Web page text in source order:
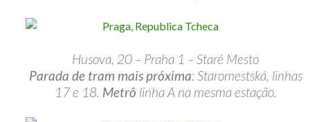
Husova, 20 – Praha 1 – Staré Mesto
Parada de tram mais próxima: Staromestská, linhas
17 e 18. Metrô linha A na mesma estação.